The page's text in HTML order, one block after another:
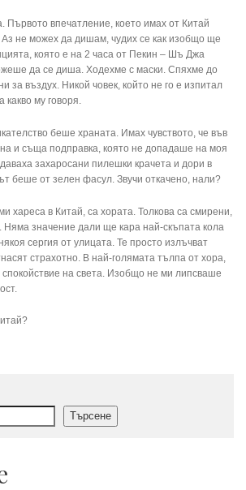
Първото впечатление, което имах от Китай
не можех да дишам, чудих се как изобщо ще
която е на 2 часа от Пекин – Шъ Джа
да се диша. Ходехме с маски. Спяхме до
за въздух. Никой човек, който не го е изпитал
му говоря.
беше храната. Имах чувството, че във
и съща подправка, която не допадаше на моя
захаросани пилешки крачета и дори в
беше от зелен фасул. Звучи откачено, нали?
хареса в Китай, са хората. Толкова са смирени,
Няма значение дали ще кара най-скъпата кола
сергия от улицата. Те просто излъчват
страхотно. В най-голямата тълпа от хора,
спокойствие на света. Изобщо не ми липсваше
Търсене